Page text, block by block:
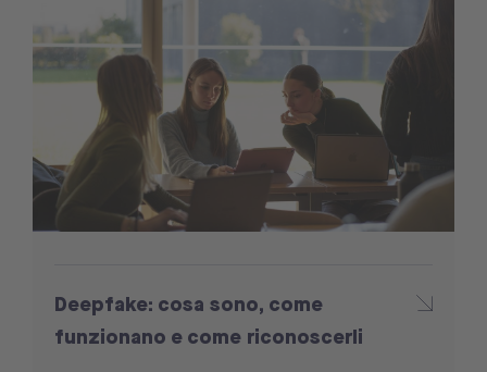
Deepfake: cosa sono, come
funzionano e come riconoscerli